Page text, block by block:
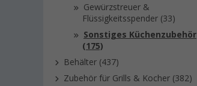
Gewürzstreuer &
Flüssigkeitsspender (33)
Sonstiges Küchenzubehör
(175)
Behälter (437)
Zubehör für Grills & Kocher (382)